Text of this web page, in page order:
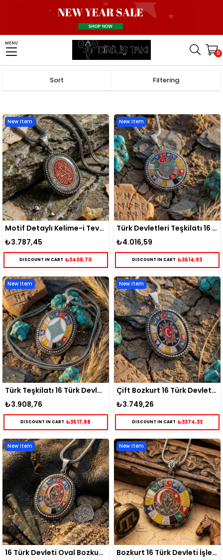
MENU
0
Homepage Turkish Necklace 16 Türk Devleti Kolye
Filtering
Sort
Motif Detaylı Kelime-i Tevhid Gümüş Kolye
₺3.787,45
DISCOUNT IN CART ₺3408,70
New Item
Türk Devletleri Teşkilatı 16 Türk Devleti Gümüş Kolye
₺4.016,59
DISCOUNT IN CART ₺3614,93
New Item
Türk Teşkilatı 16 Türk Devleti Gümüş Kolye
₺3.908,76
DISCOUNT IN CART ₺3517,88
New Item
Çift Bozkurt 16 Türk Devleti Gümüş Kolye
₺3.749,26
DISCOUNT IN CART ₺3374,33
New Item
16 Türk Devleti Oval Bozkurt Gümüş Kolye
New Item
Bozkurt 16 Türk Devleti İşlemeli Gümüş Kolye
New Item